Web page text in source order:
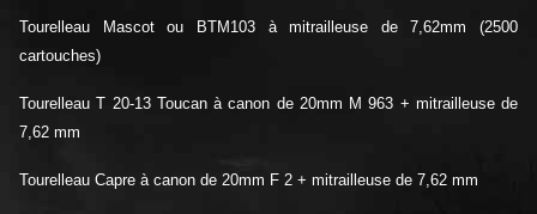
Tourelleau Mascot ou BTM103 à mitrailleuse de 7,62mm (2500
cartouches)
Tourelleau T 20-13 Toucan à canon de 20mm M 963 + mitrailleuse de
7,62 mm
Tourelleau Capre à canon de 20mm F 2 + mitrailleuse de 7,62 mm